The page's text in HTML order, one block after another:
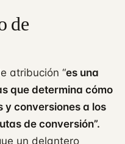
de
atribución “es una
que determina cómo
y conversiones a los
de conversión”.
un delantero